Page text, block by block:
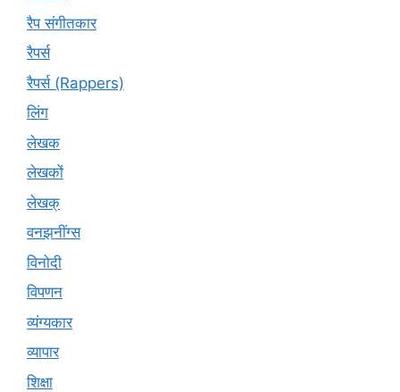
रैप संगीतकार
रैपर्स
रैपर्स (Rappers)
लिंग
लेखक
लेखकों
लेखक्
वनझनींग्स
विनोदी
विपणन
व्यंग्यकार
व्यापार
शिक्षा